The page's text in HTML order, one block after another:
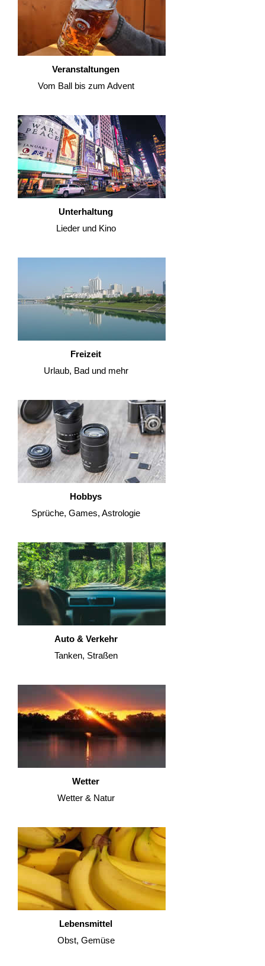
Veranstaltungen
Vom Ball bis zum Advent
Unterhaltung
Lieder und Kino
Freizeit
Urlaub, Bad und mehr
Hobbys
Sprüche, Games, Astrologie
Auto & Verkehr
Tanken, Straßen
Wetter
Wetter & Natur
Lebensmittel
Obst, Gemüse